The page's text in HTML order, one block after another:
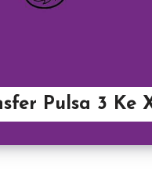
Pulsa 3 Ke